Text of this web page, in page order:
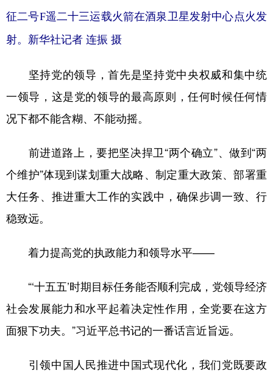
征二号F遥二十三运载火箭在酒泉卫星发射中心点火发
射。新华社记者 连振 摄
坚持党的领导，首先是坚持党中央权威和集中统
一领导，这是党的领导的最高原则，任何时候任何情
况下都不能含糊、不能动摇。
前进道路上，要把坚决捍卫“两个确立”、做到“两
个维护”体现到谋划重大战略、制定重大政策、部署重
大任务、推进重大工作的实践中，确保步调一致、行
稳致远。
着力提高党的执政能力和领导水平——
“‘十五五’时期目标任务能否顺利完成，党领导经济
社会发展能力和水平起着决定性作用，全党要在这方
面狠下功夫。”习近平总书记的一番话言近旨远。
引领中国人民推进中国式现代化，我们党既要政